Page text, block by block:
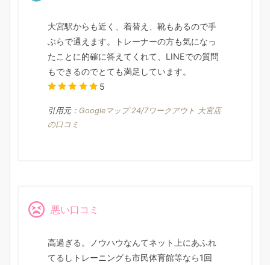
大宮駅からも近く、着替え、靴もあるので手
ぶらで通えます。トレーナーの方も気になっ
たことに的確に答えてくれて、LINEでの質問
もできるのでとても満足しています。
5
引用元： Googleマップ 24/7ワークアウト 大宮店
の口コミ
悪い口コミ
高過ぎる。ノウハウなんてネット上にあふれ
てるしトレーニングも市民体育館等なら1回